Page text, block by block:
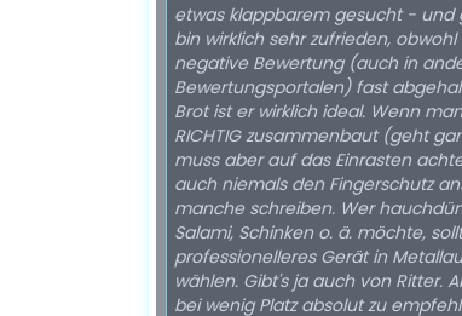
etwas klappbarem gesucht - und
bin wirklich sehr zufrieden,
negative Bewertung (auch in
Bewertungsportalen) fast
Brot ist er wirklich ideal. Wenn
RICHTIG zusammenbaut (geht
muss aber auf das Einrasten
auch niemals den Fingerschutz
manche schreiben. Wer
Salami, Schinken o. ä. möchte,
professionelleres Gerät in
wählen. Gibt's ja auch von Ritter.
bei wenig Platz absolut zu